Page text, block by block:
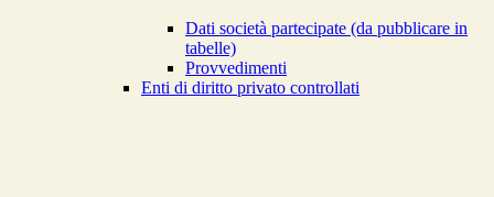
Dati società partecipate (da pubblicare in
tabelle)
Provvedimenti
Enti di diritto privato controllati